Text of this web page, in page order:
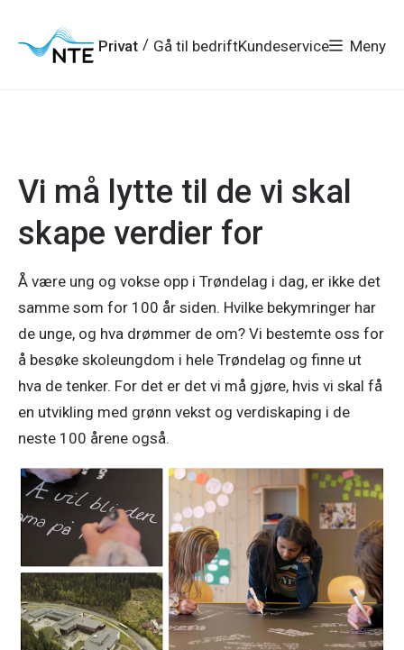
hovedmeny
søk
hovedinnhold
bunnområde
Privat / Gå til bedriftKundeservice Meny
Vi må lytte til de vi skal
skape verdier for
Å være ung og vokse opp i Trøndelag i dag, er ikke det
samme som for 100 år siden. Hvilke bekymringer har
de unge, og hva drømmer de om? Vi bestemte oss for
å besøke skoleungdom i hele Trøndelag og finne ut
hva de tenker. For det er det vi må gjøre, hvis vi skal få
en utvikling med grønn vekst og verdiskaping i de
neste 100 årene også.